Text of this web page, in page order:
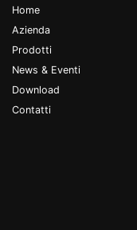
Home
Azienda
Prodotti
News & Eventi
Download
Contatti